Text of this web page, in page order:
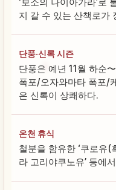
지 갈 수 있는 산책로가
단풍·신록 시즌
단풍은 예년 11월 하순
폭포/오자와마타 폭포/
은 신록이 상쾌하다.
온천 휴식
철분을 함유한 ‘쿠로유(
라 고리야쿠노유’ 등에